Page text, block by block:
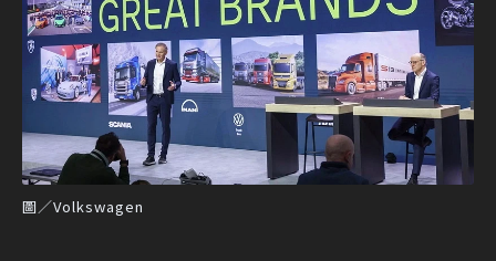
圖／Volkswagen